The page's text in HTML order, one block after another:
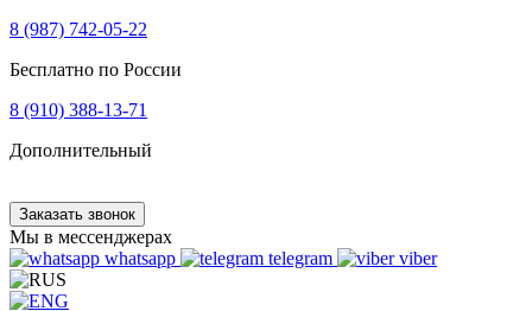
8 (987) 742-05-22
Бесплатно по России
8 (910) 388-13-71
Дополнительный
Заказать звонок
Мы в мессенджерах
whatsapp
telegram viber